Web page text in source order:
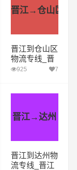
晋江→仓山区
晋江到仓山区
物流专线_晋
江到仓山区货
925 7
晋江→达州
晋江到达州物
流专线_晋江